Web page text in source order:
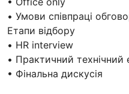
• Умови співпраці
Етапи відбору
• HR interview
• Практичний технічний
• Фінальна дискусія